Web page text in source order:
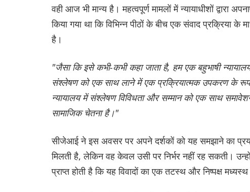
वही आज भी मान्य है। महत्वपूर्ण मामलों में न्यायाधीशों द्वारा
किया गया था कि विभिन्न पीठों के बीच एक संवाद प्रक्रिया
है।
"जैसा कि इसे कभी-कभी कहा जाता है, हम एक बहुभाषी
संश्लेषण को एक साथ लाने में एक प्रक्रियात्मक उपकरण के रूप
न्यायालय में संश्लेषण विविधता और सम्मान को एक साथ
सामाजिक चेतना है।"
सीजेआई ने इस अवसर पर अपने दर्शकों को यह समझाने का
मिलती है, लेकिन वह केवल उसी पर निर्भर नहीं रह सकती।
प्राप्त होती है कि यह विवादों का एक तटस्थ और निष्पक्ष